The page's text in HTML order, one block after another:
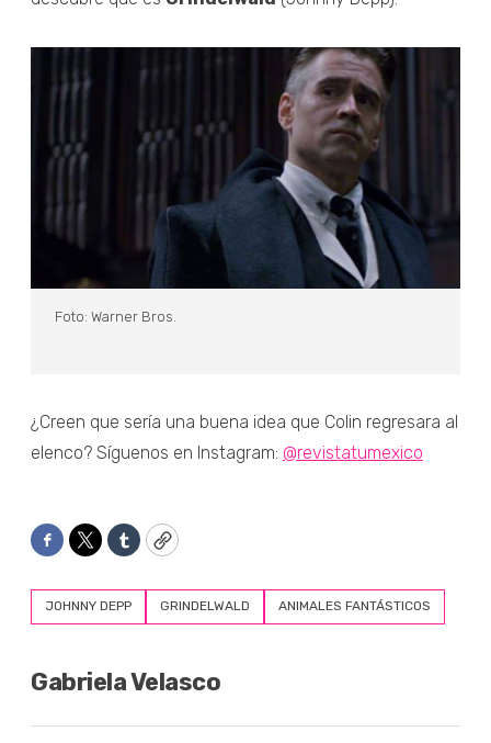
Foto: Warner Bros.
¿Creen que sería una buena idea que Colin regresara al
elenco? Síguenos en Instagram: @revistatumexico
Facebook
TwitterTumblrCopy
JOHNNY DEPP GRINDELWALD ANIMALES FANTÁSTICOS
Gabriela Velasco